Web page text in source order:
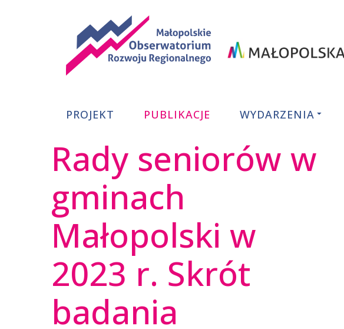
Obserwatorium
Rozwoju
Regionalnego
PROJEKT PUBLIKACJE WYDARZENIA
Rady seniorów w
gminach
Małopolski w
2023 r. Skrót
badania